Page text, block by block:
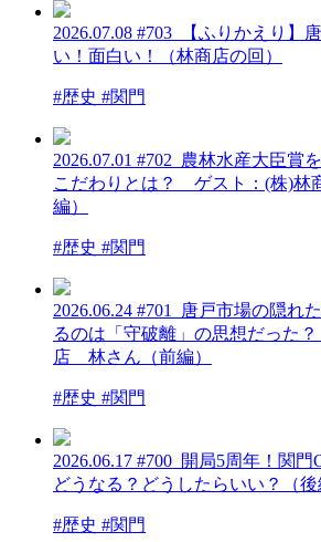
2026.07.08 #703_【ふりかえり】
い！面白い！（林商店の回）
#歴史 #関門
2026.07.01 #702_農林水産大臣賞
こだわりとは？ ゲスト：(株)
編）
#歴史 #関門
2026.06.24 #701_唐戸市場の隠れ
るのは「守破離」の思想だった
店 林さん（前編）
#歴史 #関門
2026.06.17 #700_開局5周年！関
どうなる？どうしたらいい？（後
#歴史 #関門